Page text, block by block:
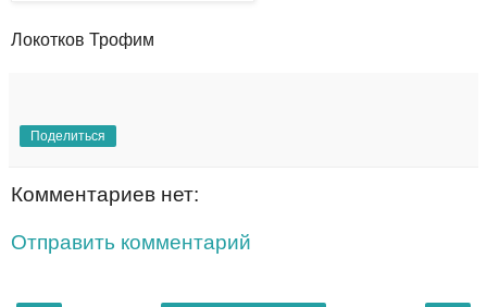
Локотков Трофим
Поделиться
Комментариев нет:
Отправить комментарий